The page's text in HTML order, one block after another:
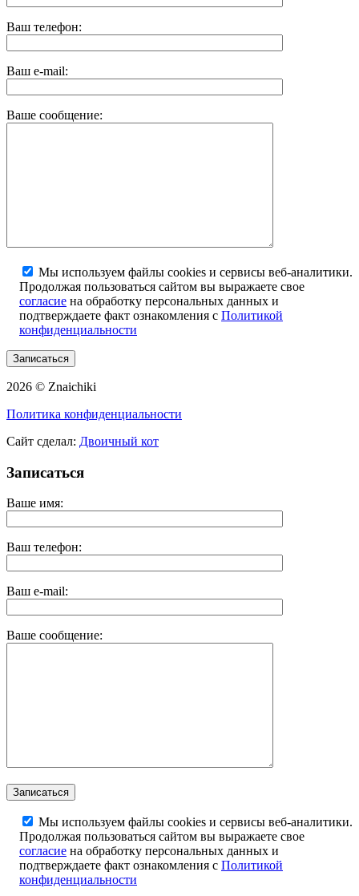
Ваш телефон:
Ваш e-mail:
Ваше сообщение:
Мы используем файлы cookies и сервисы веб-аналитики.
Продолжая пользоваться сайтом вы выражаете свое
согласие на обработку персональных данных и
подтверждаете факт ознакомления с Политикой
конфиденциальности
2026 © Znaichiki
Политика конфиденциальности
Сайт сделал: Двоичный кот
Записаться
Ваше имя:
Ваш телефон:
Ваш e-mail:
Ваше сообщение:
Мы используем файлы cookies и сервисы веб-аналитики.
Продолжая пользоваться сайтом вы выражаете свое
согласие на обработку персональных данных и
подтверждаете факт ознакомления с Политикой
конфиденциальности